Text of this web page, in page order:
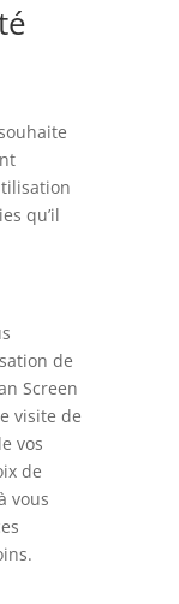
qu’il
de
Screen
visite de
vos
de
vous